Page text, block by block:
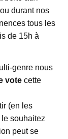
durant nos
tous les
de 15h à
genre nous
vote cette
(en les
souhaitez
peut se